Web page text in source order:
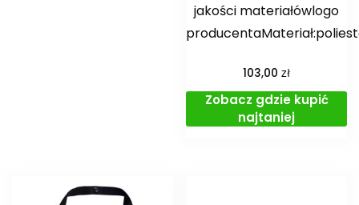
jakości materiałówlogo
103,00zł
Zobacz gdzie kupić
najtaniej